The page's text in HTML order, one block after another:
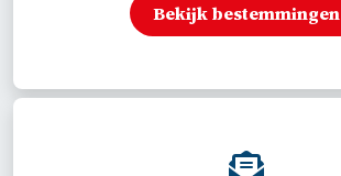
Bekijk bestemmingen